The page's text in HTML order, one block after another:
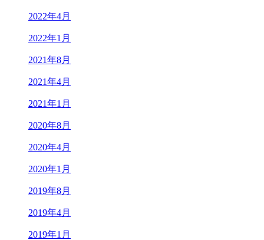
2022年4月
2022年1月
2021年8月
2021年4月
2021年1月
2020年8月
2020年4月
2020年1月
2019年8月
2019年4月
2019年1月